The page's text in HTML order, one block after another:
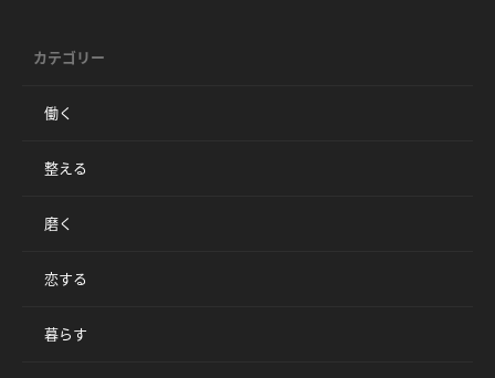
カテゴリー
働く
整える
磨く
恋する
暮らす